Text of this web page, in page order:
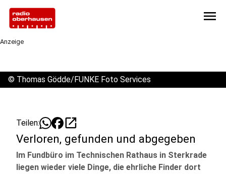
menu
Anzeige
© Thomas Gödde/FUNKE Foto Services
Teilen: open_in_new
Verloren, gefunden und abgegeben
Im Fundbüro im Technischen Rathaus in Sterkrade
liegen wieder viele Dinge, die ehrliche Finder dort